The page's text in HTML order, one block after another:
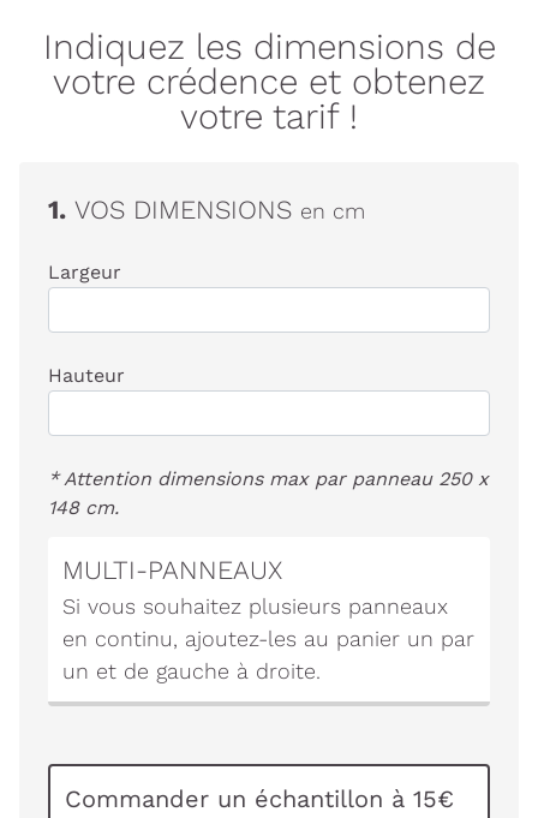
Indiquez les dimensions de
votre crédence et obtenez
votre tarif !
1. VOS DIMENSIONS en cm
Largeur
Hauteur
* Attention dimensions max par panneau 250 x
148 cm.
MULTI-PANNEAUX
Si vous souhaitez plusieurs panneaux
en continu, ajoutez-les au panier un par
un et de gauche à droite.
Commander un échantillon à 15€